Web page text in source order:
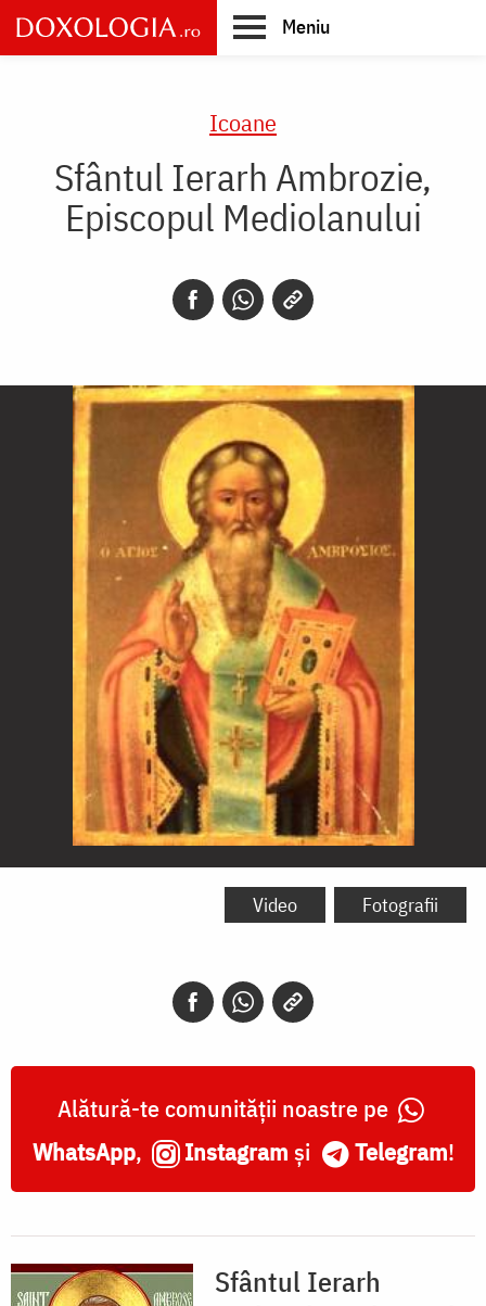
Skip
to
main
Meniu
Icoane
Sfântul Ierarh Ambrozie,
Episcopul Mediolanului
Sfântul
Video Fotografii
Alătură-te comunității noastre pe
WhatsApp, Instagram și Telegram!
Sfântul Ierarh